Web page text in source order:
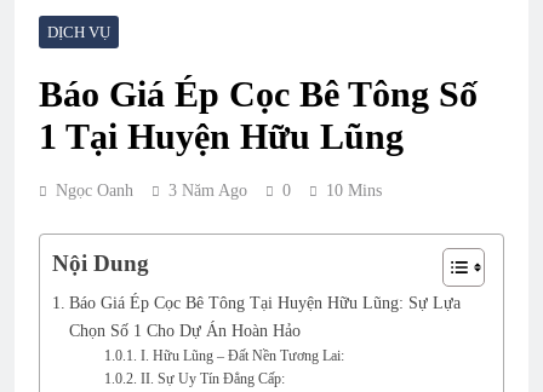
DỊCH VỤ
Báo Giá Ép Cọc Bê Tông Số
1 Tại Huyện Hữu Lũng
Ngọc Oanh 3 Năm Ago 0 10 Mins
Nội Dung
Báo Giá Ép Cọc Bê Tông Tại Huyện Hữu Lũng: Sự Lựa
Chọn Số 1 Cho Dự Án Hoàn Hảo
I. Hữu Lũng – Đất Nền Tương Lai:
II. Sự Uy Tín Đẳng Cấp: